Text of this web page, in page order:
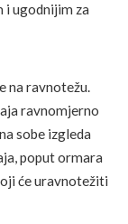
ugodnijim za
na ravnotežu.
ravnomjerno
sobe izgleda
poput ormara
će uravnotežiti